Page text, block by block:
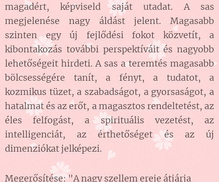
magadért, képviseld saját utadat. A sas
megjelenése nagy áldást jelent. Magasabb
szinten egy új fejlődési fokot közvetít, a
kibontakozás további perspektíváit és nagyobb
lehetőségeit hirdeti. A sas a teremtés magasabb
bölcsességére tanít, a fényt, a tudatot, a
kozmikus tüzet, a szabadságot, a gyorsaságot, a
hatalmat és az erőt, a magasztos rendeltetést, az
éles felfogást, a spirituális vezetést, az
intelligenciát, az érthetőséget és az új
dimenziókat jelképezi.
Megerősítése: "A nagy szellem ereje átjárja